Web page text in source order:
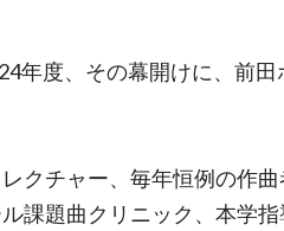
年度、その幕開けに、前田
クチャー、毎年恒例の作曲
課題曲クリニック、本学指